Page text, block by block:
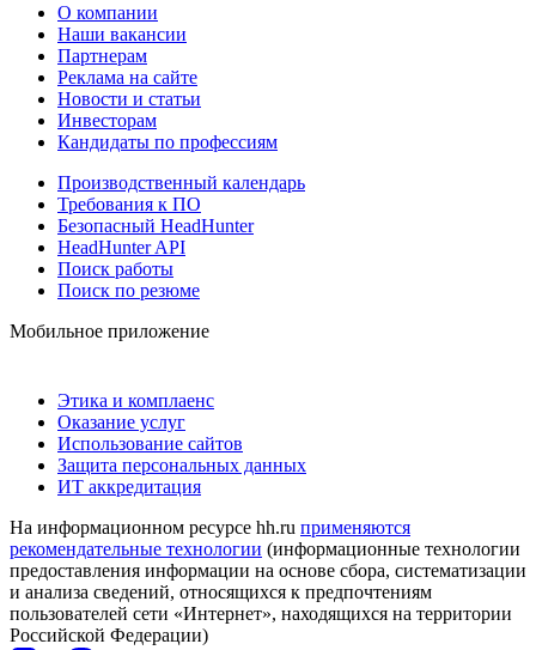
О компании
Наши вакансии
Партнерам
Реклама на сайте
Новости и статьи
Инвесторам
Кандидаты по профессиям
Производственный календарь
Требования к ПО
Безопасный HeadHunter
HeadHunter API
Поиск работы
Поиск по резюме
Мобильное приложение
Этика и комплаенс
Оказание услуг
Использование сайтов
Защита персональных данных
ИТ аккредитация
На информационном ресурсе hh.ru применяются
рекомендательные технологии (информационные технологии
предоставления информации на основе сбора, систематизации
и анализа сведений, относящихся к предпочтениям
пользователей сети «Интернет», находящихся на территории
Российской Федерации)